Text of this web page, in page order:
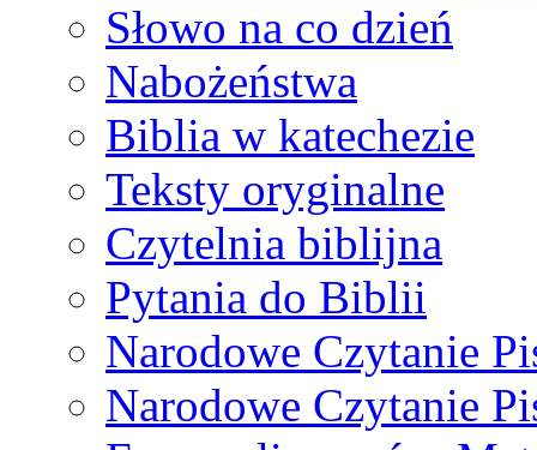
Słowo na co dzień
Nabożeństwa
Biblia w katechezie
Teksty oryginalne
Czytelnia biblijna
Pytania do Biblii
Narodowe Czytanie
Narodowe Czytanie